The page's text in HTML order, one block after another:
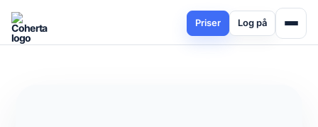
Priser Log på